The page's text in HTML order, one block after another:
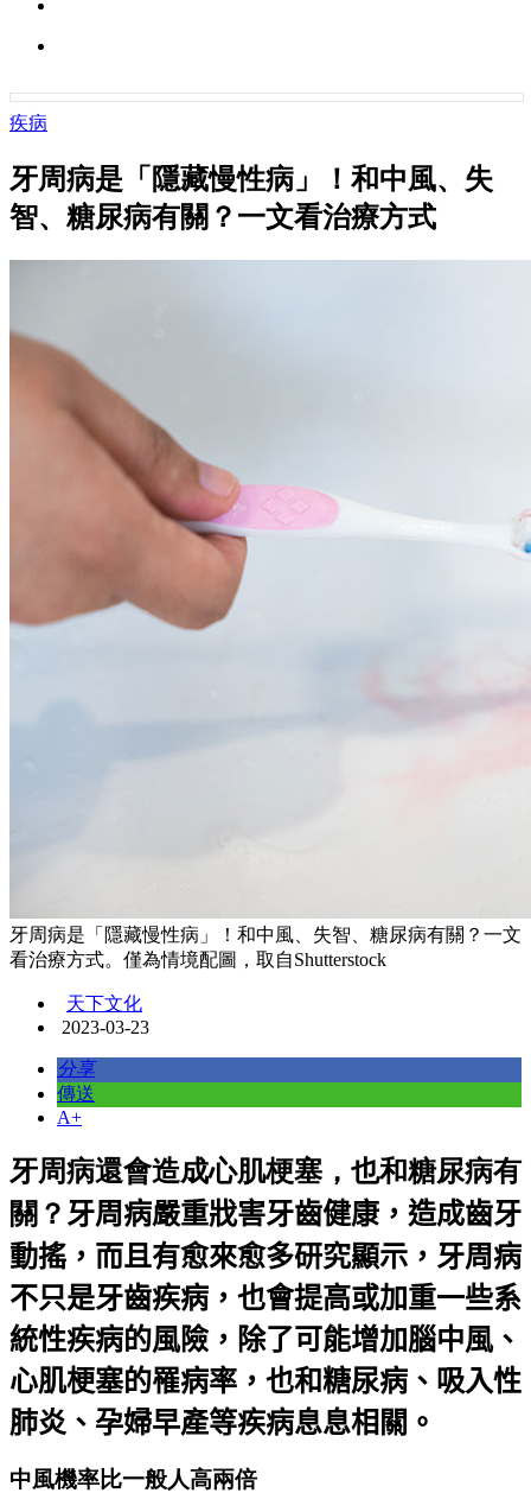
疾病
牙周病是「隱藏慢性病」！和中風、失
智、糖尿病有關？一文看治療方式
牙周病是「隱藏慢性病」！和中風、失智、糖尿病有關？一文
看治療方式。僅為情境配圖，取自Shutterstock
天下文化
2023-03-23
分享
傳送
A+
牙周病還會造成心肌梗塞，也和糖尿病有
關？ 牙周病嚴重戕害牙齒健康，造成齒牙
動搖，而且有愈來愈多研究顯示，牙周病
不只是牙齒疾病，也會提高或加重一些系
統性疾病的風險，除了可能增加腦中風、
心肌梗塞的罹病率，也和糖尿病、吸入性
肺炎、孕婦早產等疾病息息相關。
中風機率比一般人高兩倍